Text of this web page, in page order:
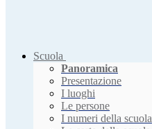
Scuola
Panoramica
Presentazione
I luoghi
Le persone
I numeri della scuola